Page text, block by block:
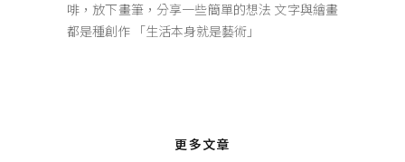
啡，放下畫筆，分享一些簡單的想法 文字與繪畫
都是種創作 「生活本身就是藝術」
更多文章